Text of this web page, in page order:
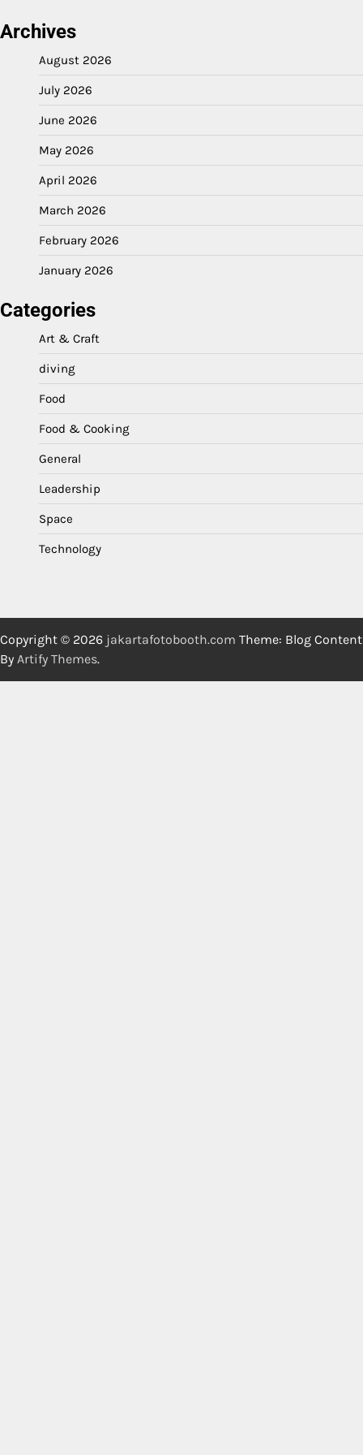
Archives
August 2026
July 2026
June 2026
May 2026
April 2026
March 2026
February 2026
January 2026
Categories
Art & Craft
diving
Food
Food & Cooking
General
Leadership
Space
Technology
Copyright © 2026 jakartafotobooth.com Theme: Blog Content
By Artify Themes.